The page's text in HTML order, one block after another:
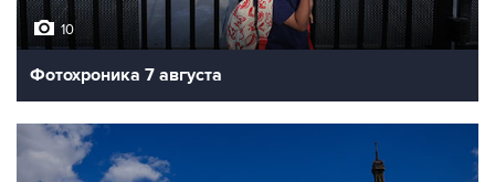
10
Фотохроника 7 августа